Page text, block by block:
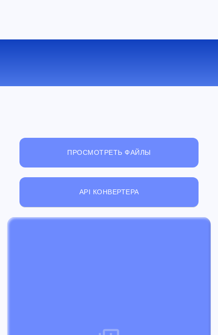
ПРОСМОТРЕТЬ ФАЙЛЫ
API КОНВЕРТЕРА